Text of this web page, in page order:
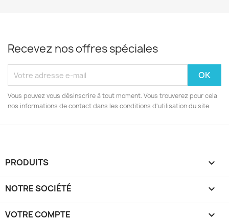
Recevez nos offres spéciales
Vous pouvez vous désinscrire à tout moment. Vous trouverez pour cela
nos informations de contact dans les conditions d'utilisation du site.
PRODUITS 
NOTRE SOCIÉTÉ 
VOTRE COMPTE 